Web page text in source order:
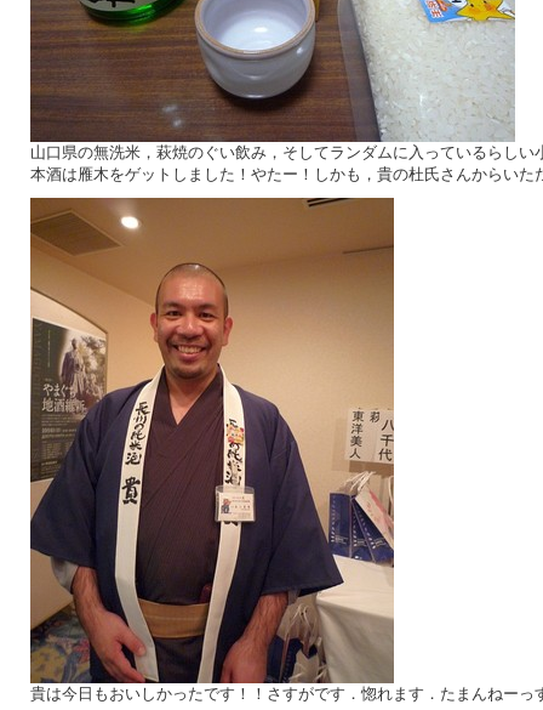
山口県の無洗米，萩焼のぐい飲み，そしてランダムに入っているらしい
本酒は雁木をゲットしました！やたー！しかも，貴の杜氏さんからいた
貴は今日もおいしかったです！！さすがです．惚れます．たまんねーっ